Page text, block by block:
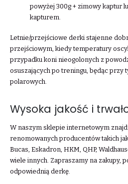
powyżej 300g + zimowy kaptur
kapturem.
Letnie/przejściowe derki stajenne
przejściowym, kiedy temperatury
przypadku koni nieogolonych z
osuszających po treningu, będąc przy
polarowych.
Wysoka jakość i
W naszym sklepie internetowym
renomowanych producentów takich
Bucas, Eskadron, HKM, QHP,
wiele innych. Zapraszamy na zakupy,
odpowiednią derkę.